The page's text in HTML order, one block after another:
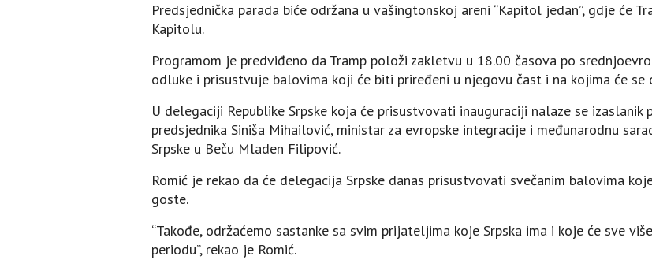
Predsjednička parada biće održana u vašingtonskoj areni “Kapitol jedan”, gdje će
Kapitolu.
Programom je predviđeno da Tramp položi zakletvu u 18.00 časova po
odluke i prisustvuje balovima koji će biti priređeni u njegovu čast i na kojima će se
U delegaciji Republike Srpske koja će prisustvovati inauguraciji nalaze se izaslanik
predsjednika Siniša Mihailović, ministar za evropske integracije i međunarodnu
Srpske u Beču Mladen Filipović.
Romić je rekao da će delegacija Srpske danas prisustvovati svečanim balovima
goste.
“Takođe, održaćemo sastanke sa svim prijateljima koje Srpska ima i koje će sve
periodu”, rekao je Romić.